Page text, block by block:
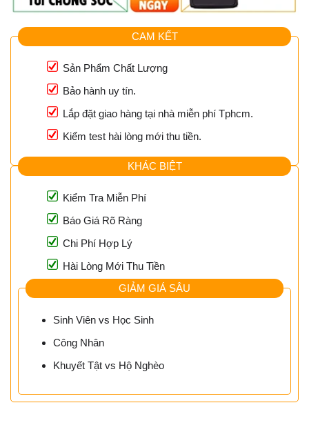
CAM KẾT
Sản Phẩm Chất Lượng
Bảo hành uy tín.
Lắp đặt giao hàng tại nhà miễn phí Tphcm.
Kiểm test hài lòng mới thu tiền.
KHÁC BIỆT
Kiểm Tra Miễn Phí
Báo Giá Rõ Ràng
Chi Phí Hợp Lý
Hài Lòng Mới Thu Tiền
GIẢM GIÁ SÂU
Sinh Viên vs Học Sinh
Công Nhân
Khuyết Tật vs Hộ Nghèo